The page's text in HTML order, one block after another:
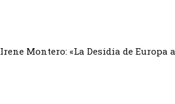
Irene Montero: «La Desidia de